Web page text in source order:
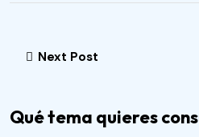
Next Post
Qué tema quieres